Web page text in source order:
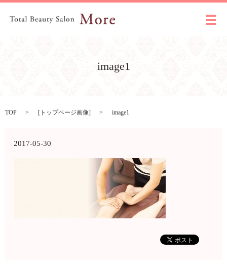
メ
image1
TOP [ トップページ画像] image1
2017-05-30